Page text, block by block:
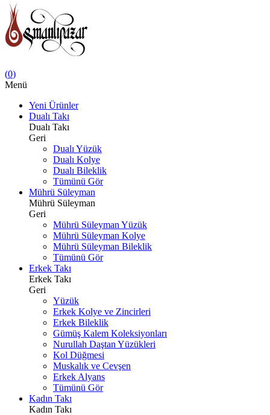
(0)
Menü
Yeni Ürünler
Dualı Takı
Dualı Takı
Geri
Dualı Yüzük
Dualı Kolye
Dualı Bileklik
Tümünü Gör
Mührü Süleyman
Mührü Süleyman
Geri
Mührü Süleyman Yüzük
Mührü Süleyman Kolye
Mührü Süleyman Bileklik
Tümünü Gör
Erkek Takı
Erkek Takı
Geri
Yüzük
Erkek Kolye ve Zincirleri
Erkek Bileklik
Gümüş Kalem Koleksiyonları
Nurullah Daştan Yüzükleri
Kol Düğmesi
Muskalık ve Cevşen
Erkek Alyans
Tümünü Gör
Kadın Takı
Kadın Takı